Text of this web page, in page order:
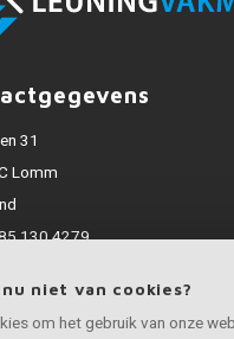
31
Lomm
130 4279
zijn incl. BTW
niet van cookies?
om het gebruik van onze